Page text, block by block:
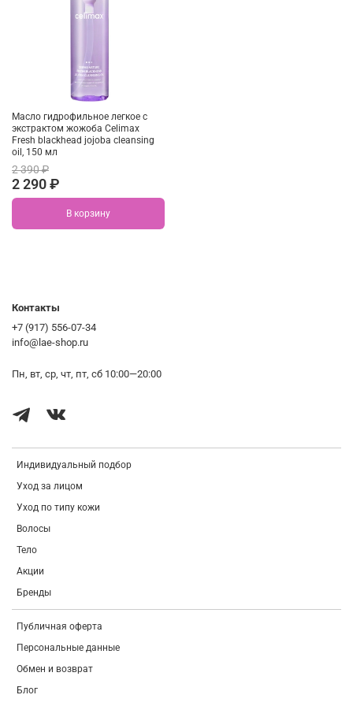
Масло гидрофильное легкое с
экстрактом жожоба Celimax
Fresh blackhead jojoba cleansing
oil, 150 мл
2 390 ₽
2 290 ₽
В корзину
Индивидуальный подбор
Уход за лицом
Уход по типу кожи
Волосы
Тело
Акции
Бренды
Публичная оферта
Персональные данные
Обмен и возврат
Блог
Контакты
+7 (917) 556-07-34
info@lae-shop.ru
Пн, вт, ср, чт, пт, сб 10:00—20:00